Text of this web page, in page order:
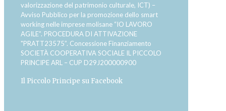
valorizzazione del patrimonio culturale, ICT) –
Avviso Pubblico per la promozione dello smart
working nelle imprese molisane “IO LAVORO
AGILE”. PROCEDURA DI ATTIVAZIONE
"PRATT23575”. Concessione Finanziamento
SOCIETÀ COOPERATIVA SOCIALE IL PICCOLO
PRINCIPE ARL – CUP D29J200000900
Il Piccolo Principe su Facebook